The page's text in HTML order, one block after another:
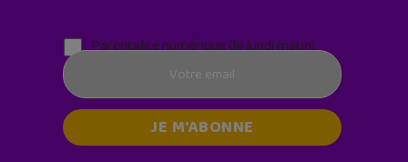
Parentalité numérique (le lundi matin)